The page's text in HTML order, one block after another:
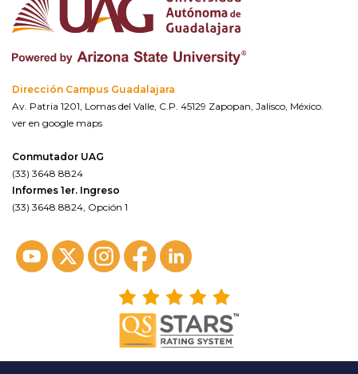
Dirección Campus Guadalajara
Av. Patria 1201, Lomas del Valle, C.P. 45129 Zapopan, Jalisco, México.
ver en google maps
Conmutador UAG
(33) 3648 8824
Informes 1er. Ingreso
(33) 3648 8824, Opción 1